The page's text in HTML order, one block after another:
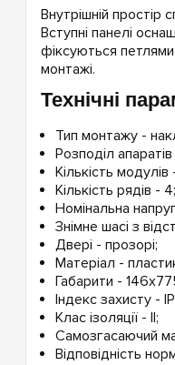
Внутрішній простір
Вступні панелі
фіксуються
монтажі.
Технічні
Тип монтажу -
Розподіл
Кількість модулів
Кількість рядів - 4;
Номінальна
Знімне шасі з
Двері - прозорі;
Матеріал -
Габарити -
Індекс захисту -
Клас ізоляції - II;
Самозгасаючий
Відповідність